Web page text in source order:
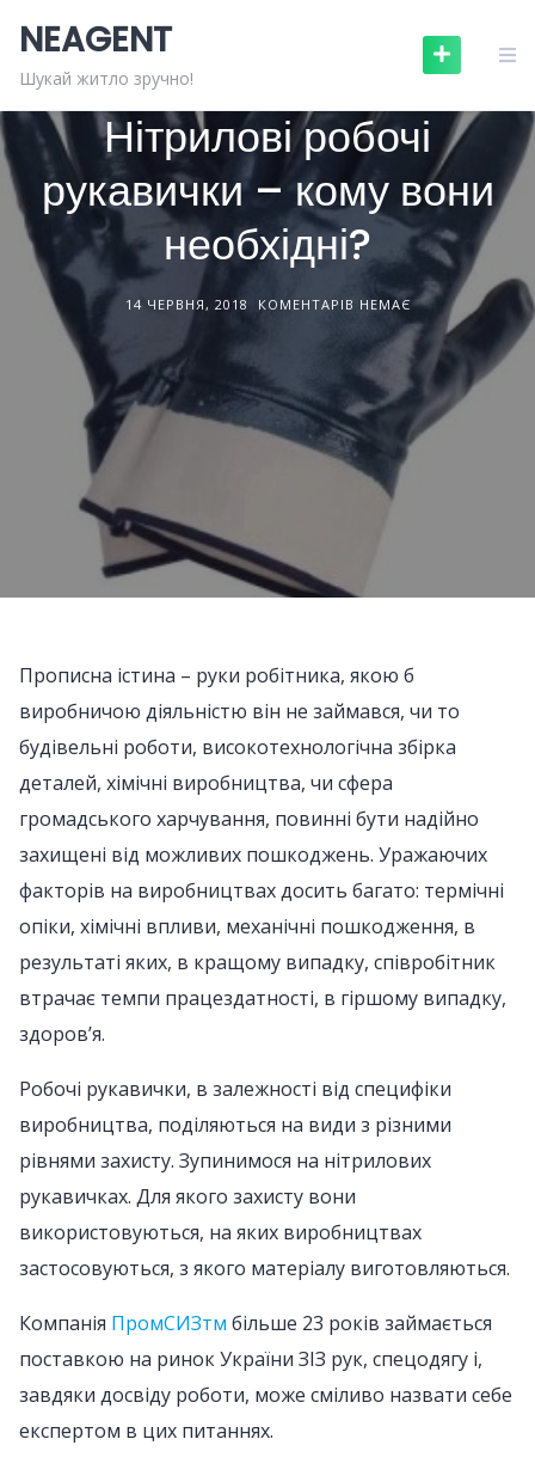
content
NEAGENT
Шукай житло зручно!БУДІВЕЛЬНІ МАТЕРІАЛИ
Нітрилові робочі
рукавички – кому вони
необхідні?
14 ЧЕРВНЯ, 2018 КОМЕНТАРІВ НЕМАЄ
Прописна істина – руки робітника, якою б
виробничою діяльністю він не займався, чи то
будівельні роботи, високотехнологічна збірка
деталей, хімічні виробництва, чи сфера
громадського харчування, повинні бути надійно
захищені від можливих пошкоджень. Уражаючих
факторів на виробництвах досить багато: термічні
опіки, хімічні впливи, механічні пошкодження, в
результаті яких, в кращому випадку, співробітник
втрачає темпи працездатності, в гіршому випадку,
здоров’я.
Робочі рукавички, в залежності від специфіки
виробництва, поділяються на види з різними
рівнями захисту. Зупинимося на нітрилових
рукавичках. Для якого захисту вони
використовуються, на яких виробництвах
застосовуються, з якого матеріалу виготовляються.
Компанія ПромСИЗтм більше 23 років займається
поставкою на ринок України ЗІЗ рук, спецодягу і,
завдяки досвіду роботи, може сміливо назвати себе
експертом в цих питаннях.